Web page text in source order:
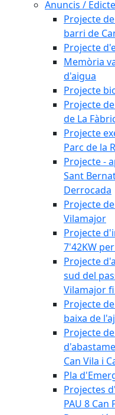
Anuncis /
Projecte
barri de
Projecte
Memòria
d'aigua
Projecte
Projecte
de La
Projecte
Parc de la
Projecte -
Sant
Derrocada
Projecte
Vilamajor
Projecte
7'42KW
Projecte
sud del
Vilamajor
Projecte
baixa de
Projecte
Can Vila i
Pla
Projectes
PAU 8 Can